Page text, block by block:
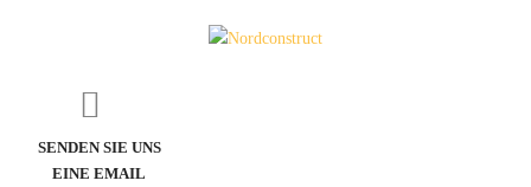
SENDEN SIE UNS
EINE EMAIL